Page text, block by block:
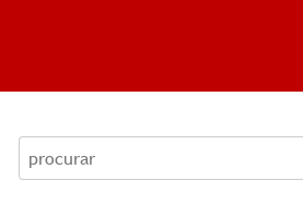
procurar